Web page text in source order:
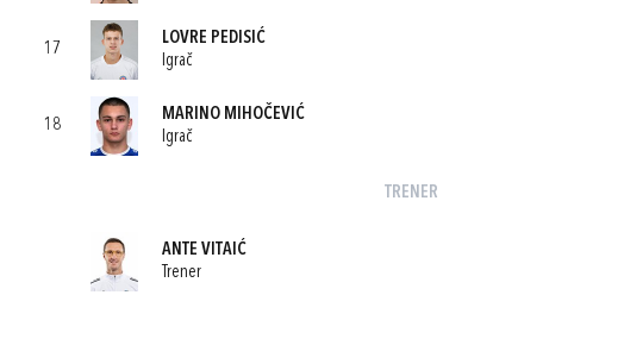
17
LOVRE PEDISIĆ
Igrač
18
MARINO MIHOČEVIĆ
Igrač
TRENER
ANTE VITAIĆ
Trener